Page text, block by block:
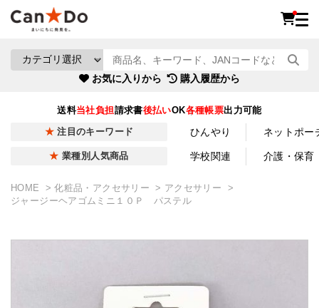
お気に入りから 購入履歴から
送料当社負担請求書後払いOK各種帳票出力可能
注目のキーワード ひんやり ネットポー
業種別人気商品 学校関連 介護・保育
HOME 化粧品・アクセサリー
アクセサリー
ジャージーヘアゴムミニ１０Ｐ パステル